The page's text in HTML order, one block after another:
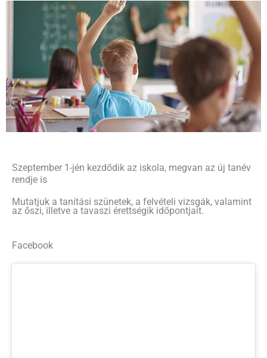
Szeptember 1-jén kezdődik az iskola, megvan az új tanév
rendje is
Mutatjuk a tanítási szünetek, a felvételi vizsgák, valamint
az őszi, illetve a tavaszi érettségik időpontjait.
Facebook